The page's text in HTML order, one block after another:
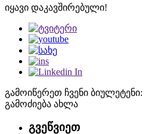
იყავი დაკავშირებული!
გამოიწერეთ ჩვენი ბიულეტენი:
გამოძიება ახლა
გვეწვიეთ